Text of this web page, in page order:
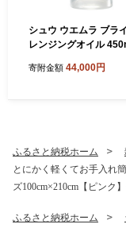
シュウ ウエムラ ブラ
レンジングオイル
ジングオイル スキンケ
寄附金額 44,000円
ふるさと納税ホーム
とにかく軽くてお手入れ
ズ100cm×210cm【ピンク
ふるさと納税ホーム